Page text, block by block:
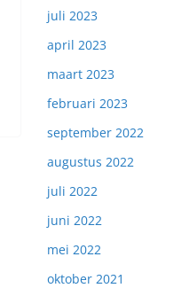
juli 2023
april 2023
maart 2023
februari 2023
september 2022
augustus 2022
juli 2022
juni 2022
mei 2022
oktober 2021